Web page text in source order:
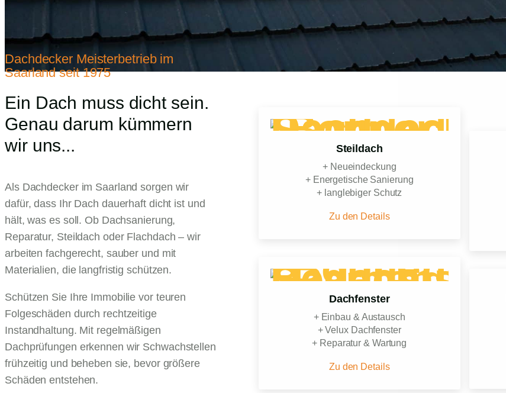
Dachdecker Meisterbetrieb im
Saarland seit 1975
Ein Dach muss dicht sein.
Genau darum kümmern
wir uns...
Als Dachdecker im Saarland sorgen wir
dafür, dass Ihr Dach dauerhaft dicht ist und
hält, was es soll. Ob Dachsanierung,
Reparatur, Steildach oder Flachdach – wir
arbeiten fachgerecht, sauber und mit
Materialien, die langfristig schützen.
Schützen Sie Ihre Immobilie vor teuren
Folgeschäden durch rechtzeitige
Instandhaltung. Mit regelmäßigen
Dachprüfungen erkennen wir Schwachstellen
frühzeitig und beheben sie, bevor größere
Schäden entstehen.
Steildach
+ Neueindeckung
+ Energetische Sanierung
+ langlebiger Schutz
Zu den Details
Dachfenster
+ Einbau & Austausch
+ Velux Dachfenster
+ Reparatur & Wartung
Zu den Details